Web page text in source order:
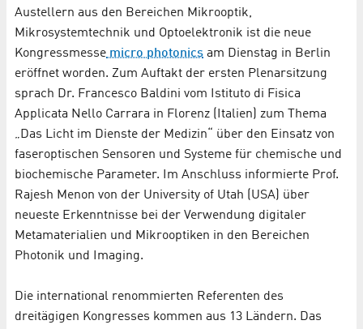
Austellern aus den Bereichen Mikrooptik,
Mikrosystemtechnik und Optoelektronik ist die neue
Kongressmesse micro photonics am Dienstag in Berlin
eröffnet worden. Zum Auftakt der ersten Plenarsitzung
sprach Dr. Francesco Baldini vom Istituto di Fisica
Applicata Nello Carrara in Florenz (Italien) zum Thema
„Das Licht im Dienste der Medizin“ über den Einsatz von
faseroptischen Sensoren und Systeme für chemische und
biochemische Parameter. Im Anschluss informierte Prof.
Rajesh Menon von der University of Utah (USA) über
neueste Erkenntnisse bei der Verwendung digitaler
Metamaterialien und Mikrooptiken in den Bereichen
Photonik und Imaging.
Die international renommierten Referenten des
dreitägigen Kongresses kommen aus 13 Ländern. Das